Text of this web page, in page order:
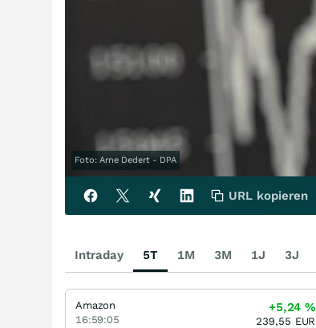
Foto: Arne Dedert - DPA
URL kopieren
Intraday 5T 1M 3M 1J 3J
Amazon
16:59:05
+5,24 %
239,55 EUR